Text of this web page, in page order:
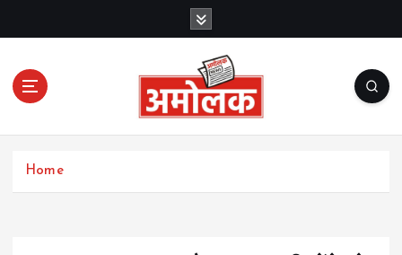
c
Amolak News
Home